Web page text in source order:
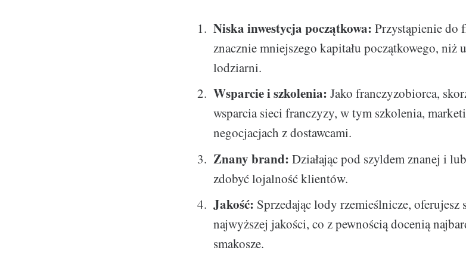
Niska inwestycja początkowa: Przystąpienie do
znacznie mniejszego kapitału początkowego, niż
lodziarni.
Wsparcie i szkolenia: Jako franczyzobiorca,
wsparcia sieci franczyzy, w tym szkolenia,
negocjacjach z dostawcami.
Znany brand: Działając pod szyldem znanej i
zdobyć lojalność klientów.
Jakość: Sprzedając lody rzemieślnicze,
najwyższej jakości, co z pewnością docenią
smakosze.